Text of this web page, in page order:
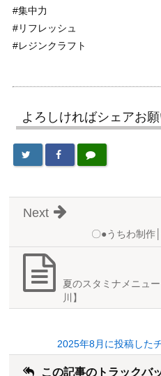
#集中力
#リフレッシュ
#レジンクラフト
よろしければシェアお
〇●うちわ制作
Next
夏のスタミナメニュ
川】
2025年8月に投稿した
この記事のトラックバ